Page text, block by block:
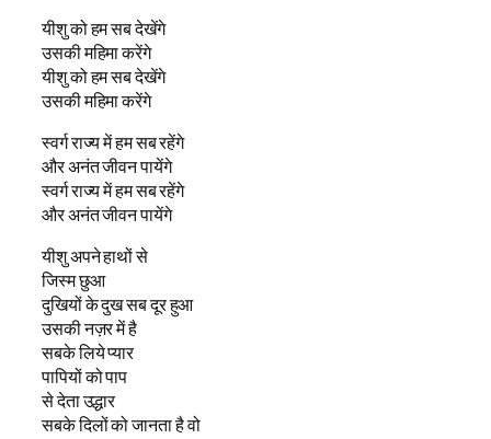
यीशु को हम सब देखेंगे
उसकी महिमा करेंगे
यीशु को हम सब देखेंगे
उसकी महिमा करेंगे
स्वर्ग राज्य में हम सब रहेंगे
और अनंत जीवन पायेंगे
स्वर्ग राज्य में हम सब रहेंगे
और अनंत जीवन पायेंगे
यीशु अपने हाथों से
जिस्म छुआ
दुखियों के दुख सब दूर हुआ
उसकी नज़र में है
सबके लिये प्यार
पापियों को पाप
से देता उद्धार
सबके दिलों को जानता है वो